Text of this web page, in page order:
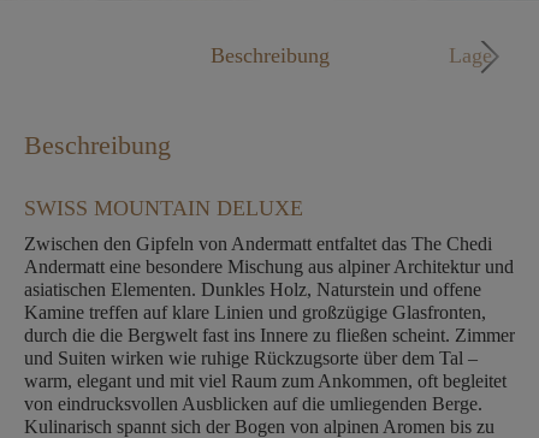
Beschreibung Lage
Beschreibung
SWISS MOUNTAIN DELUXE
Zwischen den Gipfeln von Andermatt entfaltet das The Chedi
Andermatt eine besondere Mischung aus alpiner Architektur und
asiatischen Elementen. Dunkles Holz, Naturstein und offene
Kamine treffen auf klare Linien und großzügige Glasfronten,
durch die die Bergwelt fast ins Innere zu fließen scheint. Zimmer
und Suiten wirken wie ruhige Rückzugsorte über dem Tal –
warm, elegant und mit viel Raum zum Ankommen, oft begleitet
von eindrucksvollen Ausblicken auf die umliegenden Berge.
Kulinarisch spannt sich der Bogen von alpinen Aromen bis zu